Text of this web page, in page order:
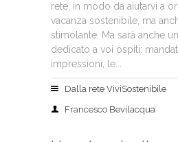
rete, in modo da aiutarvi a
vacanza sostenibile, ma
stimolante. Ma sarà anche
dedicato a voi ospiti:
impressioni, le...
Dalla rete ViviSostenibile
Francesco Bevilacqua